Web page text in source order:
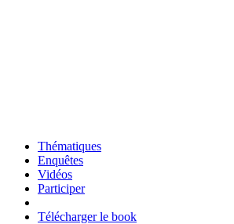
Thématiques
Enquêtes
Vidéos
Participer
Télécharger le book